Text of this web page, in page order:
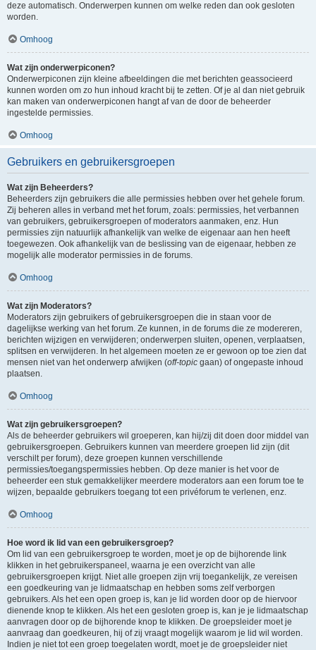
deze automatisch. Onderwerpen kunnen om welke reden dan ook gesloten
worden.
Omhoog
Wat zijn onderwerpiconen?
Onderwerpiconen zijn kleine afbeeldingen die met berichten geassocieerd
kunnen worden om zo hun inhoud kracht bij te zetten. Of je al dan niet gebruik
kan maken van onderwerpiconen hangt af van de door de beheerder
ingestelde permissies.
Omhoog
Gebruikers en gebruikersgroepen
Wat zijn Beheerders?
Beheerders zijn gebruikers die alle permissies hebben over het gehele forum.
Zij beheren alles in verband met het forum, zoals: permissies, het verbannen
van gebruikers, gebruikersgroepen of moderators aanmaken, enz. Hun
permissies zijn natuurlijk afhankelijk van welke de eigenaar aan hen heeft
toegewezen. Ook afhankelijk van de beslissing van de eigenaar, hebben ze
mogelijk alle moderator permissies in de forums.
Omhoog
Wat zijn Moderators?
Moderators zijn gebruikers of gebruikersgroepen die in staan voor de
dagelijkse werking van het forum. Ze kunnen, in de forums die ze modereren,
berichten wijzigen en verwijderen; onderwerpen sluiten, openen, verplaatsen,
splitsen en verwijderen. In het algemeen moeten ze er gewoon op toe zien dat
mensen niet van het onderwerp afwijken (off-topic gaan) of ongepaste inhoud
plaatsen.
Omhoog
Wat zijn gebruikersgroepen?
Als de beheerder gebruikers wil groeperen, kan hij/zij dit doen door middel van
gebruikersgroepen. Gebruikers kunnen van meerdere groepen lid zijn (dit
verschilt per forum), deze groepen kunnen verschillende
permissies/toegangspermissies hebben. Op deze manier is het voor de
beheerder een stuk gemakkelijker meerdere moderators aan een forum toe te
wijzen, bepaalde gebruikers toegang tot een privéforum te verlenen, enz.
Omhoog
Hoe word ik lid van een gebruikersgroep?
Om lid van een gebruikersgroep te worden, moet je op de bijhorende link
klikken in het gebruikerspaneel, waarna je een overzicht van alle
gebruikersgroepen krijgt. Niet alle groepen zijn vrij toegankelijk, ze vereisen
een goedkeuring van je lidmaatschap en hebben soms zelf verborgen
gebruikers. Als het een open groep is, kan je lid worden door op de hiervoor
dienende knop te klikken. Als het een gesloten groep is, kan je je lidmaatschap
aanvragen door op de bijhorende knop te klikken. De groepsleider moet je
aanvraag dan goedkeuren, hij of zij vraagt mogelijk waarom je lid wil worden.
Indien je niet tot een groep toegelaten wordt, moet je de groepsleider niet